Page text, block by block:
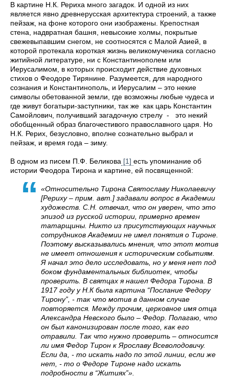
В картине Н.К. Рериха много загадок. И одной из них
является явно древнерусская архитектура строений, а также
пейзаж, на фоне которого они изображены. Крепостная
стена, надвратная башня, невысокие холмы, покрытые
свежевыпавшим снегом, не соотносятся с Малой Азией, в
которой протекала короткая жизнь великомученика согласно
житийной литературе, ни с Константинополем или
Иерусалимом, в которых происходит действие духовных
стихов о Феодоре Тирянине. Разумеется, для народного
сознания и Константинополь, и Иерусалим – это некие
символы обетованной земли, где возможны любые чудеса и
где живут богатыри-заступники, так же как царь Константин
Самойлович, получивший загадочную стрелу - это некий
обобщенный образ благочестивого православного царя. Но
Н.К. Рерих, безусловно, вполне сознательно выбрал и
пейзаж, и время года – зиму.
В одном из писем П.Ф. Беликова [1] есть упоминание об
истории Феодора Тирона и картине, ей посвященной:
«Относительно Тирона Святославу Николаевичу
[Рериху – прим. авт.] задавали вопрос в Академии
художеств. С.Н. отвечал, что он уверен, что это
эпизод из русской истории, примерно времен
татарщины. Никто из присутствующих научных
сотрудников Академии не имел понятия о Тироне.
Поэтому высказывались мнения, что этот мотив
не имеет отношения к историческим событиям.
Я начал это дело исследовать, но у меня нет под
боком фундаментальных библиотек, чтобы
проверить. В святцах я нашел Федора Тирона. В
1917 году у Н.К была картина “Послание Федору
Тирону”, - так что мотив в данном случае
повторяется. Между прочим, церковное имя отца
Александра Невского было – Федор. Полагаю, что
он был канонизирован после того, как его
отравили. Так что нужно проверить – относится
ли имя Федор Тирон к Ярославу Всеволодовичу.
Если да, - то искать надо по этой линии, если же
нет, - то о Федоре Тироне надо искать
подробности в “Житиях”».